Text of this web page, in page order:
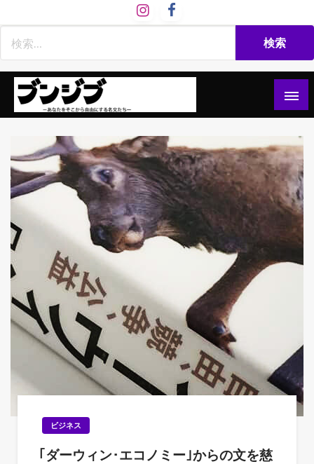
ン
ン
文慈部：あなたをそこから自由にする名文たち
ビジネス
｢ダーウィン･エコノミー｣からの文を慈